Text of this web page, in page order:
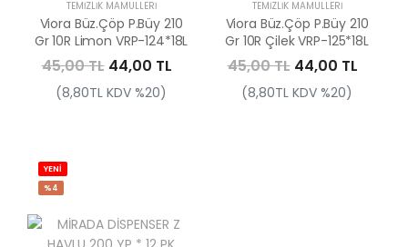
TEMIZLIK MAMÜLLERI
Viora Büz.Çöp P.Büy 210
Gr 10R Limon VRP-124*18L
45,00 TL 44,00 TL
(8,80TL KDV %20)
TEMIZLIK MAMÜLLERI
Viora Büz.Çöp P.Büy 210
Gr 10R Çilek VRP-125*18L
45,00 TL 44,00 TL
(8,80TL KDV %20)
YENİ
%4